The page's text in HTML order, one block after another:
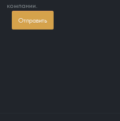
компании.
Отправить